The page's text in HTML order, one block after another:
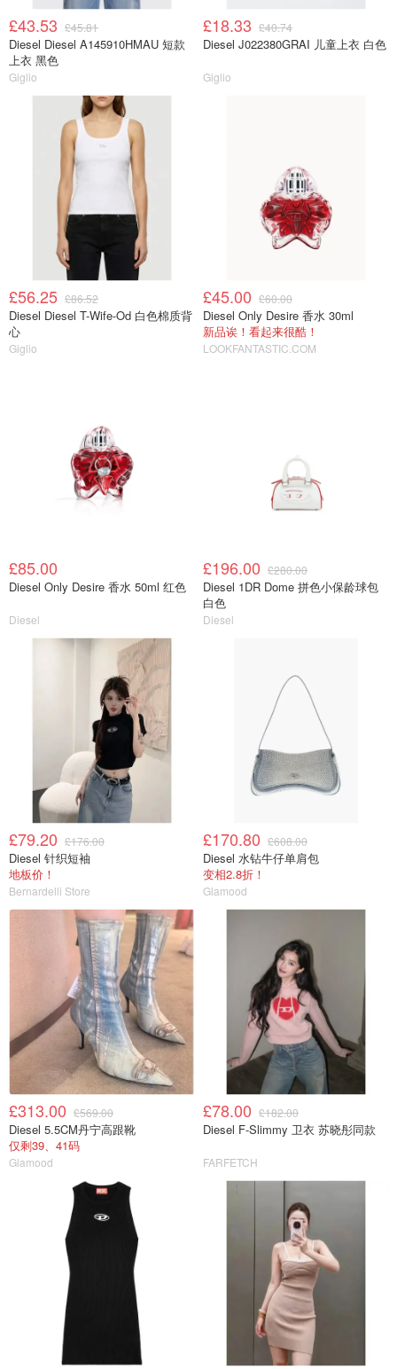
£43.53 £45.81
Diesel Diesel A145910HMAU 短款
上衣 黑色
Giglio
£18.33 £40.74
Diesel J022380GRAI 儿童上衣 白色
Giglio
£56.25 £86.52
Diesel Diesel T-Wife-Od 白色棉质背
心
Giglio
£45.00 £60.00
Diesel Only Desire 香水 30ml
新品诶！看起来很酷！
LOOKFANTASTIC.COM
£85.00
Diesel Only Desire 香水 50ml 红色
Diesel
£196.00 £280.00
Diesel 1DR Dome 拼色小保龄球包
白色
Diesel
£79.20 £176.00
Diesel 针织短袖
地板价！
Bernardelli Store
£170.80 £608.00
Diesel 水钻牛仔单肩包
变相2.8折！
Glamood
£313.00 £569.00
Diesel 5.5CM丹宁高跟靴
仅剩39、41码
Glamood
£78.00 £182.00
Diesel F-Slimmy 卫衣 苏晓彤同款
FARFETCH